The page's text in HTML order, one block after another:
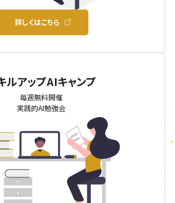
詳しくはこちら
ルアップAIキャンプ
毎週無料開催
実践的AI勉強会